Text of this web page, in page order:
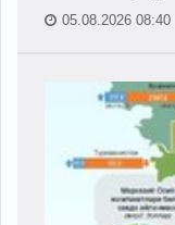
05.08.2026 08:40